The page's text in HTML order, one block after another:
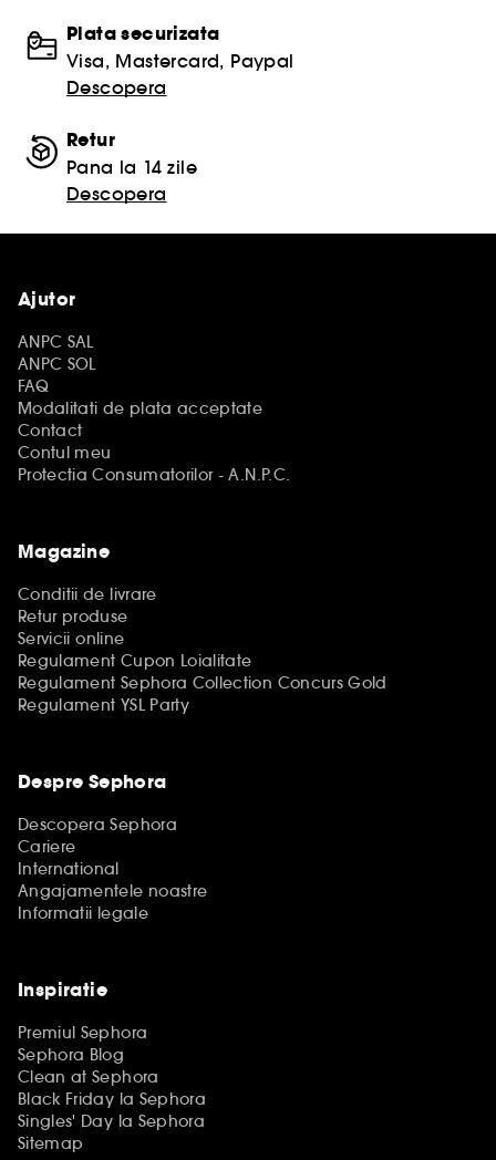
Plata securizata
Visa, Mastercard, Paypal
Descopera
Retur
Pana la 14 zile
Descopera
Ajutor
ANPC SAL
ANPC SOL
FAQ
Modalitati de plata acceptate
Contact
Contul meu
Protectia Consumatorilor - A.N.P.C.
Magazine
Conditii de livrare
Retur produse
Servicii online
Regulament Cupon Loialitate
Regulament Sephora Collection Concurs Gold
Regulament YSL Party
Despre Sephora
Descopera Sephora
Cariere
International
Angajamentele noastre
Informatii legale
Inspiratie
Premiul Sephora
Sephora Blog
Clean at Sephora
Black Friday la Sephora
Singles' Day la Sephora
Sitemap